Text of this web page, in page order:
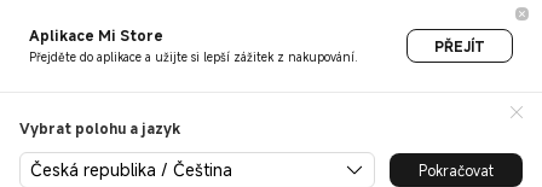
Aplikace Mi Store
Přejděte do aplikace a užijte si lepší zážitek z nakupování.
PŘEJÍT
Vybrat polohu a jazyk
Česká republika / Čeština Pokračovat